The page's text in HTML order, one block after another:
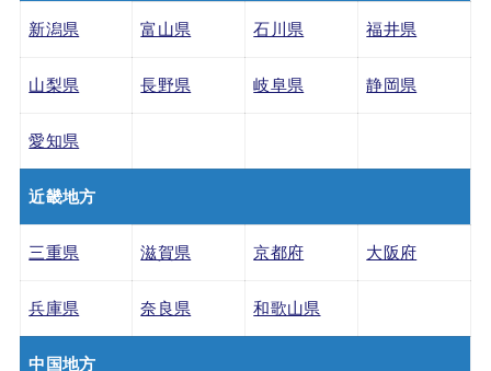
新潟県 富山県 石川県 福井県
山梨県 長野県 岐阜県 静岡県
愛知県
近畿地方
三重県 滋賀県 京都府 大阪府
兵庫県 奈良県 和歌山県
中国地方